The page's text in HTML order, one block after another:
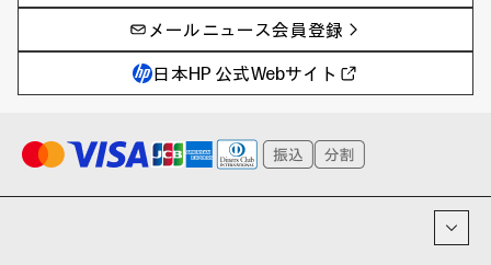
サイバーセキュリティ
教育とテクノロジー
ハイブリッドワーク
プリンター
AI PC
AIワークステーション
Poly
WXP（DEXツール）
タグ一覧
メールニュース会員登録
日本HP 公式Webサイト